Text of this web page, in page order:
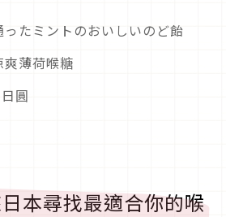
たミントのおいしいのど飴
薄荷喉糖
圓
本尋找最適合你的喉